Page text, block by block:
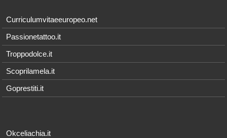
Curriculumvitaeeuropeo.net
Passionetattoo.it
Troppodolce.it
Scoprilamela.it
Goprestiti.it
Okceliachia.it